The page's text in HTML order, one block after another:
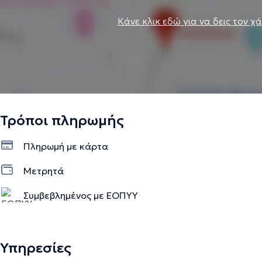
Κάνε κλικ εδώ για να δεις τον
Τρόποι πληρωμής
Πληρωμή με κάρτα
Μετρητά
Συμβεβλημένος με ΕΟΠΥΥ
Υπηρεσίες